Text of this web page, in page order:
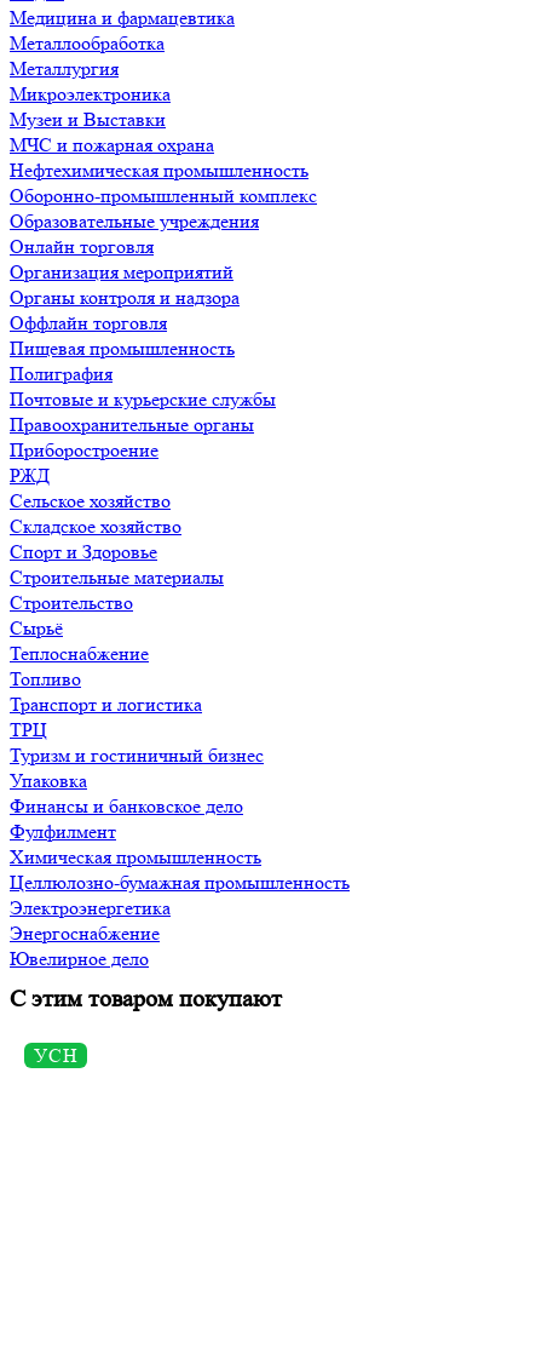
Медицина и фармацевтика
Металлообработка
Металлургия
Микроэлектроника
Музеи и Выставки
МЧС и пожарная охрана
Нефтехимическая промышленность
Оборонно-промышленный комплекс
Образовательные учреждения
Онлайн торговля
Организация мероприятий
Органы контроля и надзора
Оффлайн торговля
Пищевая промышленность
Полиграфия
Почтовые и курьерские службы
Правоохранительные органы
Приборостроение
РЖД
Сельское хозяйство
Складское хозяйство
Спорт и Здоровье
Строительные материалы
Строительство
Сырьё
Теплоснабжение
Топливо
Транспорт и логистика
ТРЦ
Туризм и гостиничный бизнес
Упаковка
Финансы и банковское дело
Фулфилмент
Химическая промышленность
Целлюлозно-бумажная промышленность
Электроэнергетика
Энергоснабжение
Ювелирное дело
С этим товаром покупают
УСН